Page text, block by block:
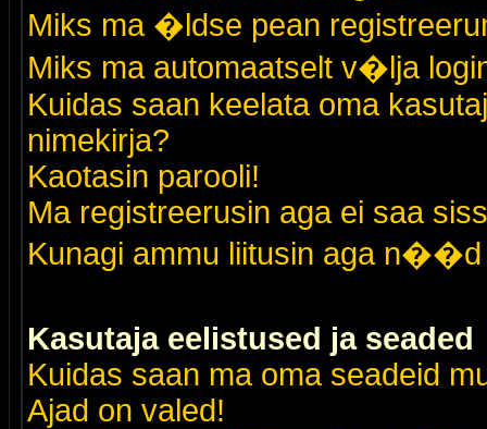
Miks ma �ldse pean
Miks ma automaatselt v�lja
Kuidas saan keelata oma
nimekirja?
Kaotasin parooli!
Ma registreerusin aga ei saa
Kunagi ammu liitusin aga n��d
Kasutaja eelistused ja seaded
Kuidas saan ma oma seadeid
Ajad on valed!